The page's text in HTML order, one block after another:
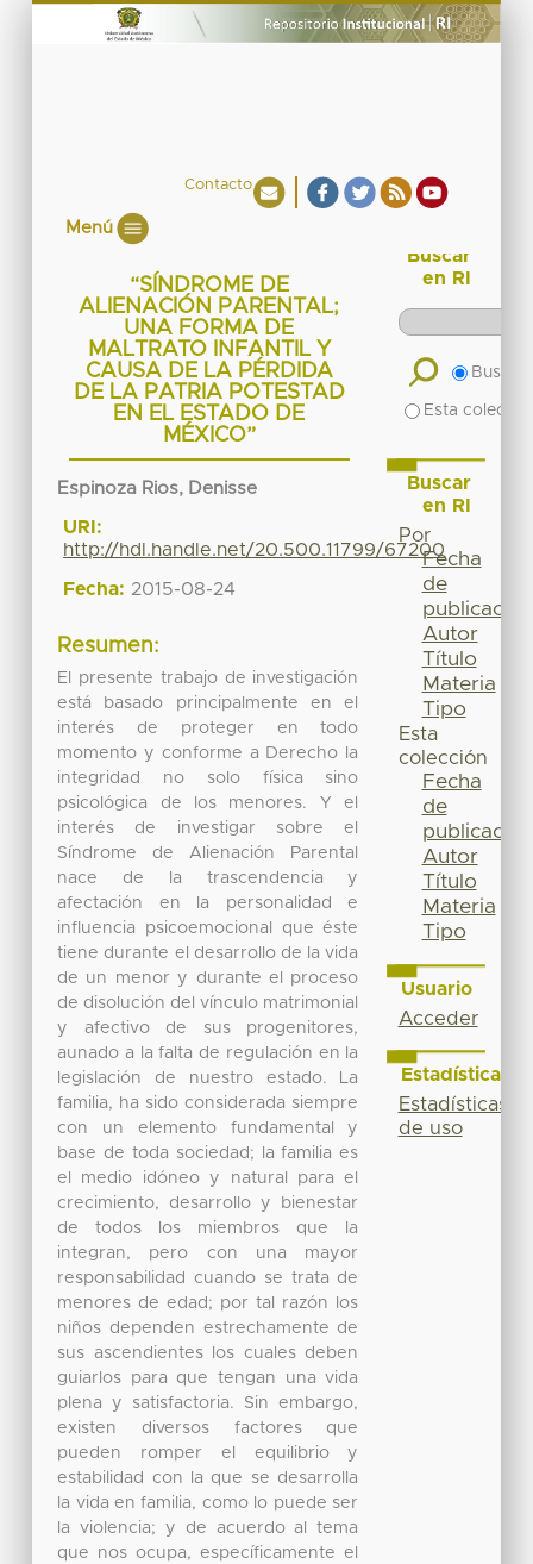
Contacto
Menú
“SÍNDROME DE
ALIENACIÓN PARENTAL;
UNA FORMA DE
MALTRATO INFANTIL Y
CAUSA DE LA PÉRDIDA
DE LA PATRIA POTESTAD
EN EL ESTADO DE
MÉXICO”
Espinoza Rios, Denisse
URI:
http://hdl.handle.net/20.500.11799/67200
Fecha: 2015-08-24
Resumen:
El presente trabajo de investigación
está basado principalmente en el
interés de proteger en todo
momento y conforme a Derecho la
integridad no solo física sino
psicológica de los menores. Y el
interés de investigar sobre el
Síndrome de Alienación Parental
nace de la trascendencia y
afectación en la personalidad e
influencia psicoemocional que éste
tiene durante el desarrollo de la vida
de un menor y durante el proceso
de disolución del vínculo matrimonial
y afectivo de sus progenitores,
aunado a la falta de regulación en la
legislación de nuestro estado. La
familia, ha sido considerada siempre
con un elemento fundamental y
base de toda sociedad; la familia es
el medio idóneo y natural para el
crecimiento, desarrollo y bienestar
de todos los miembros que la
integran, pero con una mayor
responsabilidad cuando se trata de
menores de edad; por tal razón los
niños dependen estrechamente de
sus ascendientes los cuales deben
guiarlos para que tengan una vida
plena y satisfactoria. Sin embargo,
existen diversos factores que
pueden romper el equilibrio y
estabilidad con la que se desarrolla
la vida en familia, como lo puede ser
la violencia; y de acuerdo al tema
que nos ocupa, específicamente el
Buscar
en RI
Buscar
Esta
Buscar
en RI
Por
Fecha
de
publicación
Autor
Título
Materia
Tipo
Esta
colección
Fecha
de
publicación
Autor
Título
Materia
Tipo
Usuario
Acceder
Estadísticas
Estadísticas
de uso